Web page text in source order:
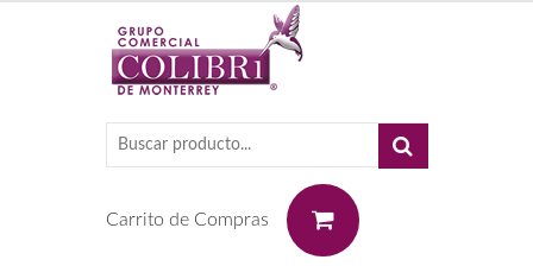
Carrito de Compras